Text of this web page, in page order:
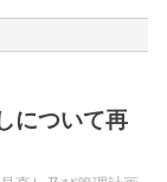
について再